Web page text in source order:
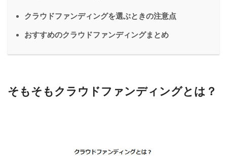
クラウドファンディングを選ぶときの注意点
おすすめのクラウドファンディングまとめ
そもそもクラウドファンディングとは？